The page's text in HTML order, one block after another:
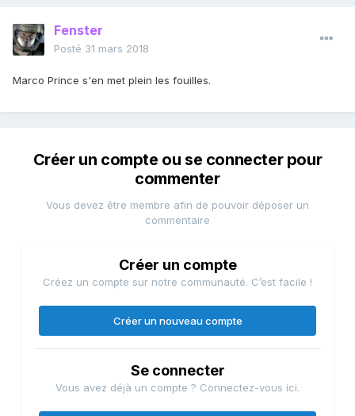
Fenster
Posté 31 mars 2018
Marco Prince s'en met plein les fouilles.
Créer un compte ou se connecter pour
commenter
Vous devez être membre afin de pouvoir déposer un
commentaire
Créer un compte
Créez un compte sur notre communauté. C’est facile !
Créer un nouveau compte
Se connecter
Vous avez déjà un compte ? Connectez-vous ici.